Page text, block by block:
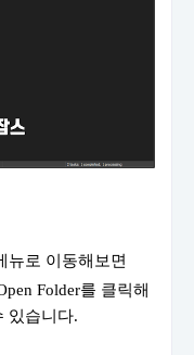
뉴로 이동해보면
Folder를 클릭해
있습니다.